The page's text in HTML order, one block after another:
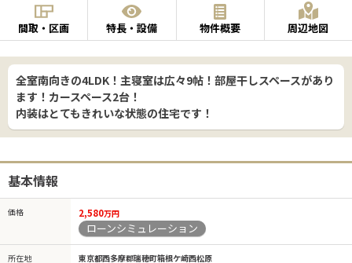
間取・区画 特長・設備 物件概要 周辺地図
全室南向きの4LDK！主寝室は広々9帖！部屋干しスペースがあり
ます！カースペース2台！
内装はとてもきれいな状態の住宅です！
基本情報
価格 2,580万円
ローンシミュレーション
所在地 東京都西多摩郡瑞穂町箱根ケ崎西松原